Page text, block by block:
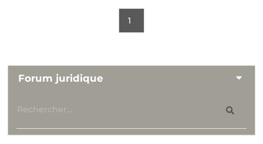
1
Forum juridique